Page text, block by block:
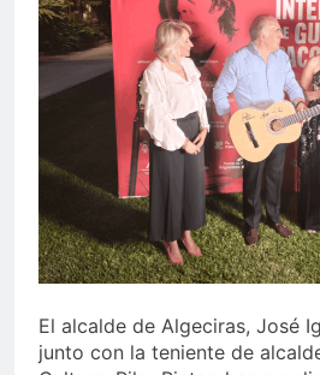
echa el
rotundo
1 Semana
La
Banco de
Campo de
su
1 Semana
Tráfico
despedir
a Santa
2 Semanas
La feria se
lo alto:
fuegos
2 Semanas
El alcalde de Algeciras, José
junto con la teniente de